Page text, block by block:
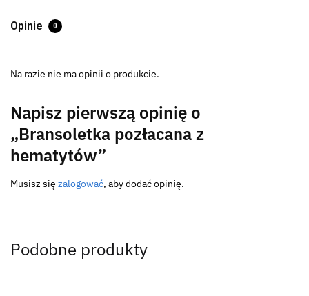
Opinie 0
Na razie nie ma opinii o produkcie.
Napisz pierwszą opinię o
„Bransoletka pozłacana z
hematytów”
Musisz się zalogować, aby dodać opinię.
Podobne produkty